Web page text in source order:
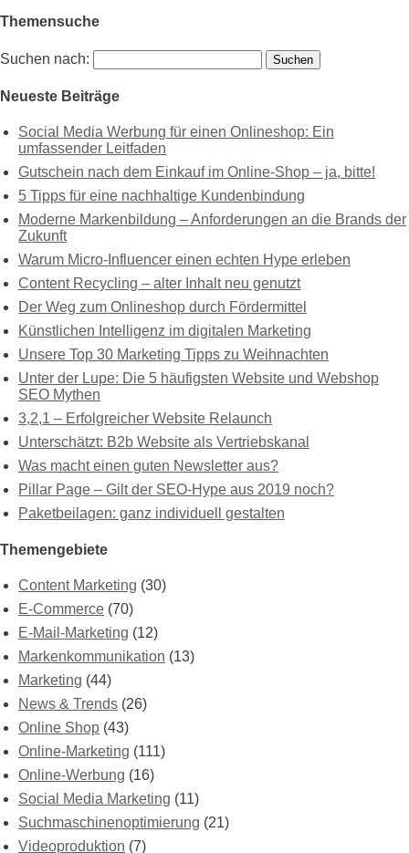
Themensuche
Suchen nach:
Neueste Beiträge
Social Media Werbung für einen Onlineshop: Ein
umfassender Leitfaden
Gutschein nach dem Einkauf im Online-Shop – ja, bitte!
5 Tipps für eine nachhaltige Kundenbindung
Moderne Markenbildung – Anforderungen an die Brands der
Zukunft
Warum Micro-Influencer einen echten Hype erleben
Content Recycling – alter Inhalt neu genutzt
Der Weg zum Onlineshop durch Fördermittel
Künstlichen Intelligenz im digitalen Marketing
Unsere Top 30 Marketing Tipps zu Weihnachten
Unter der Lupe: Die 5 häufigsten Website und Webshop
SEO Mythen
3,2,1 – Erfolgreicher Website Relaunch
Unterschätzt: B2b Website als Vertriebskanal
Was macht einen guten Newsletter aus?
Pillar Page – Gilt der SEO-Hype aus 2019 noch?
Paketbeilagen: ganz individuell gestalten
Themengebiete
Content Marketing (30)
E-Commerce (70)
E-Mail-Marketing (12)
Markenkommunikation (13)
Marketing (44)
News & Trends (26)
Online Shop (43)
Online-Marketing (111)
Online-Werbung (16)
Social Media Marketing (11)
Suchmaschinenoptimierung (21)
Videoproduktion (7)